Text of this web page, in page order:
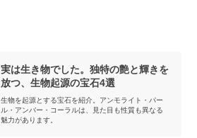
実は生き物でした。独特の艶と輝きを
放つ、生物起源の宝石4選
生物を起源とする宝石を紹介。アンモライト・パー
ル・アンバー・コーラルは、見た目も性質も異なる
魅力があります。